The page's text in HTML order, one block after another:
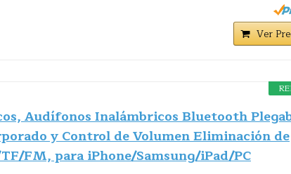
Ver
Audífonos Inalámbricos Bluetooth
y Control de Volumen Eliminación de
FM, para iPhone/Samsung/iPad/PC